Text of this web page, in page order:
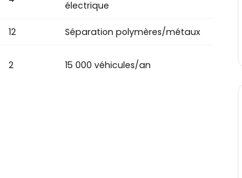
électrique
12 Séparation polymères/métaux
2 15 000 véhicules/an